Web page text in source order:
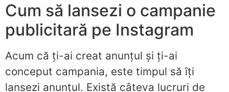
Cum să lansezi o campanie
publicitară pe Instagram
Acum că ți-ai creat anunțul și ți-ai
conceput campania, este timpul să îți
lansezi anunțul. Există câteva lucruri de